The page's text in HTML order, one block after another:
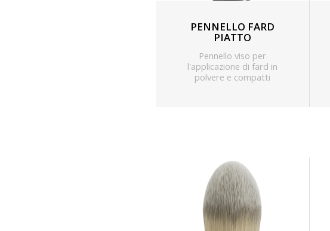
PENNELLO FARD
PIATTO
Pennello viso per
l'applicazione di fard in
polvere e compatti